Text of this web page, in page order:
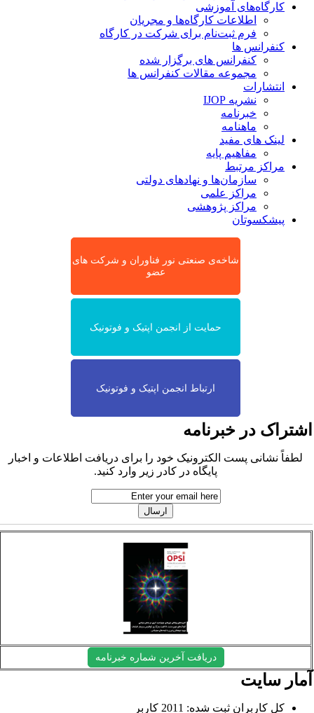
کارگاه‌های آموزشی
اطلاعات کارگاه‌ها و مجریان
فرم ثبت‌نام برای شرکت در کارگاه
کنفرانس ها
کنفرانس های برگزار شده
مجموعه مقالات کنفرانس ها
انتشارات
نشریه IJOP
خبرنامه
ماهنامه
لینک های مفید
مفاهیم پایه
مراکز مرتبط
سازمان‌ها و نهادهای دولتی
مراکز علمی
مراکز پژوهشی
پیشکسوتان
شاخه‌ی صنعتی نور فناوران و شرکت های
عضو
حمایت از انجمن اپتیک و فوتونیک
ارتباط انجمن اپتیک و فوتونیک
در خبرنامه
لطفاً نشانی پست الکترونیک خود را برای دریافت اطلاعات و اخبار
پایگاه در کادر زیر وارد کنید.
دریافت آخرین شماره خبرنامه
سایت
کل کاربران ثبت شده: 2011 کاربر